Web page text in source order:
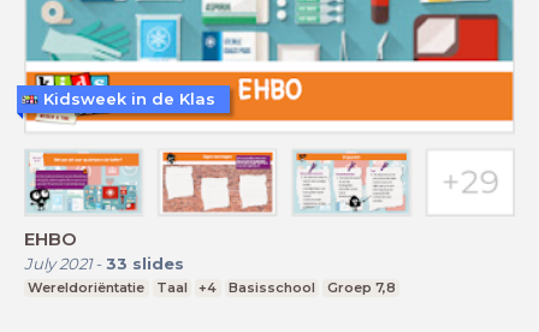
EHBO
July 2021- 33 slides
Wereldoriëntatie Taal +4 Basisschool Groep 7,8
Kidsweek in de Klas